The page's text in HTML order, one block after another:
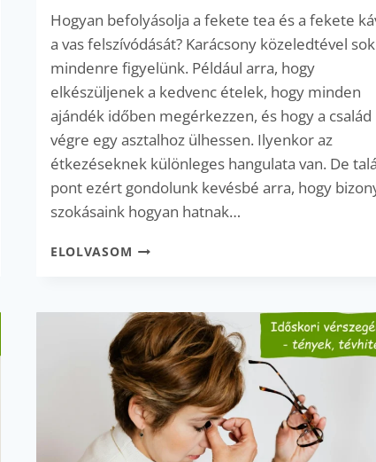
Hogyan befolyásolja a fekete tea és a fekete
a vas felszívódását? Karácsony közeledtével sok
mindenre figyelünk. Például arra, hogy
elkészüljenek a kedvenc ételek, hogy minden
ajándék időben megérkezzen, és hogy a család
végre egy asztalhoz ülhessen. Ilyenkor az
étkezéseknek különleges hangulata van. De
pont ezért gondolunk kevésbé arra, hogy
szokásaink hogyan hatnak…
ELOLVASOM FEKETE
A
VAS
FELSZÍVÓDÁSA
–
EZÉRT
ÉRDEMES
FIGYELNI
KARÁCSONYKOR!